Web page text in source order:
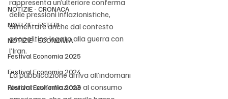
NOTIZIE - CRONACA
NOTIZIE - ESTERI
NOTIZIE - ECONOMIA
Festival Economia 2025
Festival Economia 2024
Festival Economia 2023
rappresenta un’ulteriore conferma
delle pressioni inflazionistiche,
alimentate anche dal contesto
geopolitico legato alla guerra con
l’Iran.
La pubblicazione arriva all’indomani
dei dati sull’inflazione al consumo